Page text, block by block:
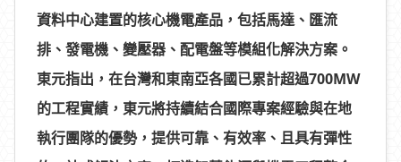
資料中心建置的核心機電產品，包括馬達、匯流
排、發電機、變壓器、配電盤等模組化解決方案。
東元指出，在台灣和東南亞各國已累計超過700MW
的工程實績，東元將持續結合國際專案經驗與在地
執行團隊的優勢，提供可靠、有效率、且具有彈性